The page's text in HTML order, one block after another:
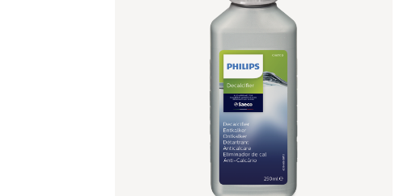
Baristina Milchaufschäumer - Schwarzgrau
Unverbindliche Preisempfehlung94,99 €